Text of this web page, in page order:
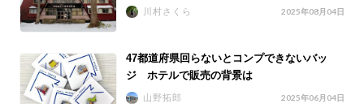
川村さくら 2025年08月04日
47都道府県回らないとコンプできないバッ
ジ ホテルで販売の背景は
山野拓郎 2025年06月04日